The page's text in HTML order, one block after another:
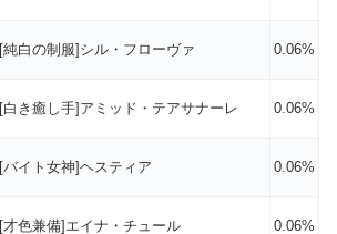
[純白の制服]シル・フローヴァ 0.06%
[白き癒し手]アミッド・テアサナーレ 0.06%
[バイト女神]ヘスティア 0.06%
[才色兼備]エイナ・チュール 0.06%